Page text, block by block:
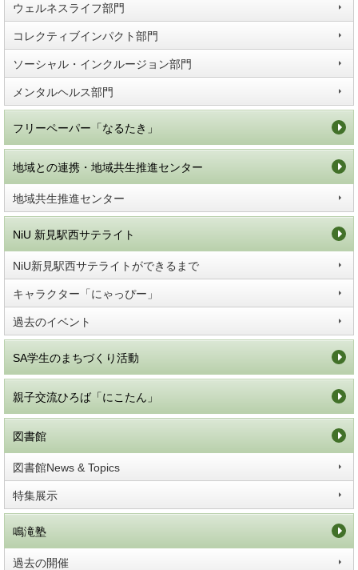
ウェルネスライフ部門
コレクティブインパクト部門
ソーシャル・インクルージョン部門
メンタルヘルス部門
フリーペーパー「なるたき」
地域との連携・地域共生推進センター
地域共生推進センター
NiU 新見駅西サテライト
NiU新見駅西サテライトができるまで
キャラクター「にゃっぴー」
過去のイベント
SA学生のまちづくり活動
親子交流ひろば「にこたん」
図書館
図書館News & Topics
特集展示
鳴滝塾
過去の開催